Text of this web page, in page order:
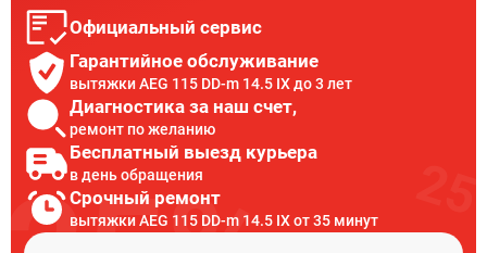
Официальный сервис
Гарантийное обслуживание
вытяжки AEG 115 DD-m 14.5 IX до 3 лет
Диагностика за наш счет,
ремонт по желанию
Бесплатный выезд курьера
в день обращения
Срочный ремонт
вытяжки AEG 115 DD-m 14.5 IX от 35 минут